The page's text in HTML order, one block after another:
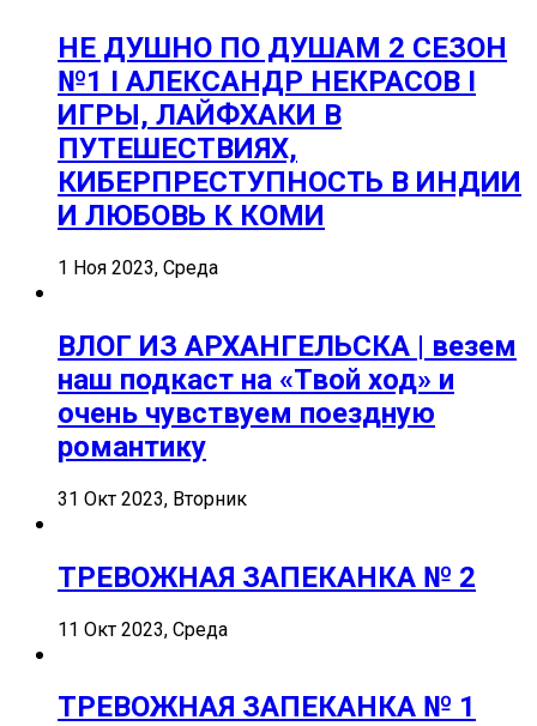
НЕ ДУШНО ПО ДУШАМ 2 СЕЗОН
№1 I АЛЕКСАНДР НЕКРАСОВ I
ИГРЫ, ЛАЙФХАКИ В
ПУТЕШЕСТВИЯХ,
КИБЕРПРЕСТУПНОСТЬ В ИНДИИ
И ЛЮБОВЬ К КОМИ
1 Ноя 2023, Среда
ВЛОГ ИЗ АРХАНГЕЛЬСКА | везем
наш подкаст на «Твой ход» и
очень чувствуем поездную
романтику
31 Окт 2023, Вторник
ТРЕВОЖНАЯ ЗАПЕКАНКА № 2
11 Окт 2023, Среда
ТРЕВОЖНАЯ ЗАПЕКАНКА № 1